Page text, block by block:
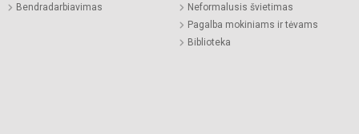
Bendradarbiavimas
Neformalusis švietimas
Pagalba mokiniams ir tėvams
Biblioteka